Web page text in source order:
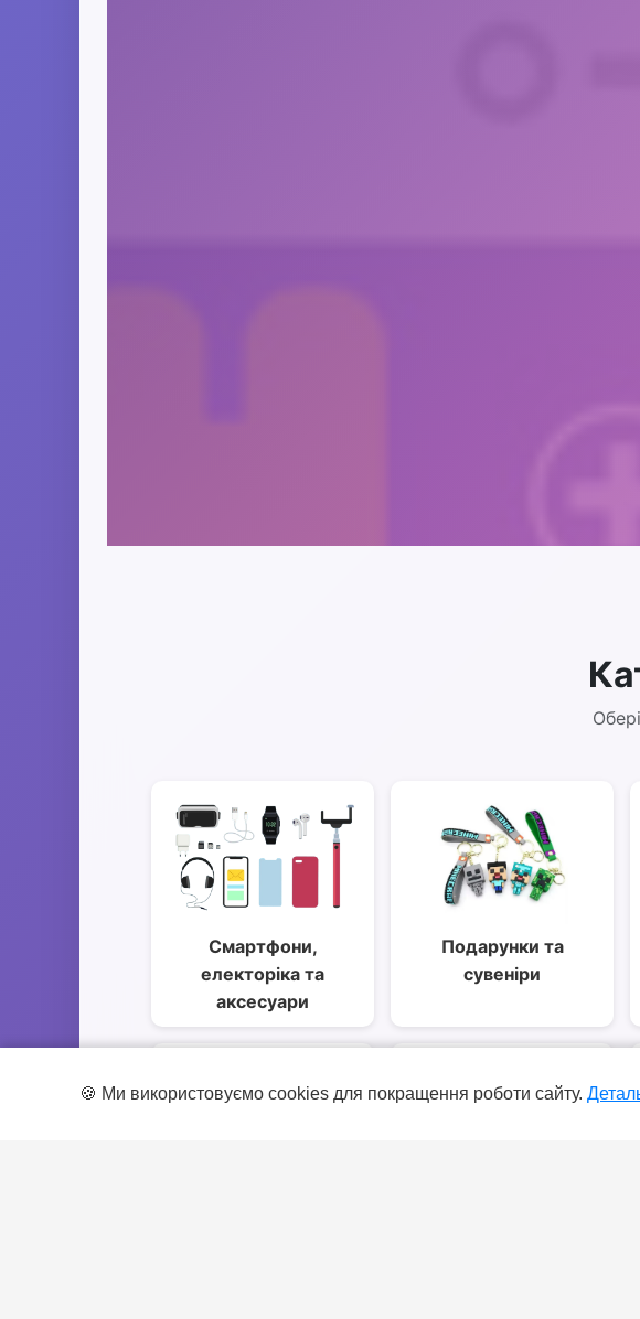
Смартфони,
електоріка та
аксесуари
Подарунки та
сувеніри
🍪 Ми використовуємо cookies для покращення роботи сайту.